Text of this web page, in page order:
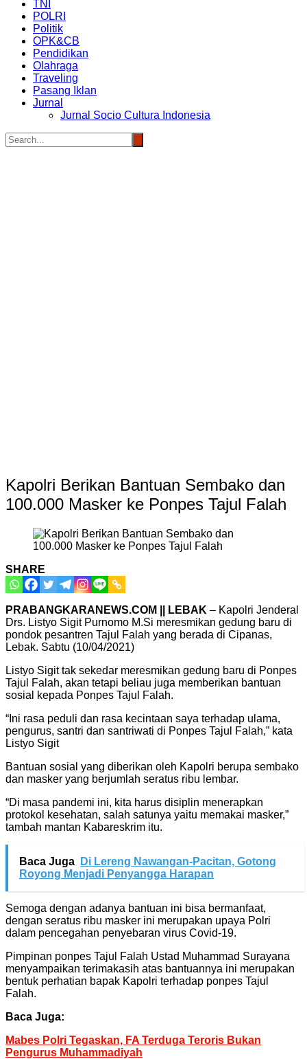
TNI
POLRI
Politik
OPK&CB
Pendidikan
Olahraga
Traveling
Pasang Iklan
Jurnal
Jurnal Socio Cultura Indonesia
Kapolri Berikan Bantuan Sembako dan
100.000 Masker ke Ponpes Tajul Falah
SHARE
PRABANGKARANEWS.COM || LEBAK – Kapolri Jenderal
Drs. Listyo Sigit Purnomo M.Si meresmikan gedung baru di
pondok pesantren Tajul Falah yang berada di Cipanas,
Lebak. Sabtu (10/04/2021)
Listyo Sigit tak sekedar meresmikan gedung baru di Ponpes
Tajul Falah, akan tetapi beliau juga memberikan bantuan
sosial kepada Ponpes Tajul Falah.
“Ini rasa peduli dan rasa kecintaan saya terhadap ulama,
pengurus, santri dan santriwati di Ponpes Tajul Falah,” kata
Listyo Sigit
Bantuan sosial yang diberikan oleh Kapolri berupa sembako
dan masker yang berjumlah seratus ribu lembar.
“Di masa pandemi ini, kita harus disiplin menerapkan
protokol kesehatan, salah satunya yaitu memakai masker,”
tambah mantan Kabareskrim itu.
Baca Juga
Di Lereng Nawangan-Pacitan, Gotong
Royong Menjadi Penyangga Harapan
Semoga dengan adanya bantuan ini bisa bermanfaat,
dengan seratus ribu masker ini merupakan upaya Polri
dalam pencegahan penyebaran virus Covid-19.
Pimpinan ponpes Tajul Falah Ustad Muhammad Surayana
menyampaikan terimakasih atas bantuannya ini merupakan
bentuk perhatian bapak Kapolri terhadap ponpes Tajul
Falah.
Baca Juga:
Mabes Polri Tegaskan, FA Terduga Teroris Bukan
Pengurus Muhammadiyah